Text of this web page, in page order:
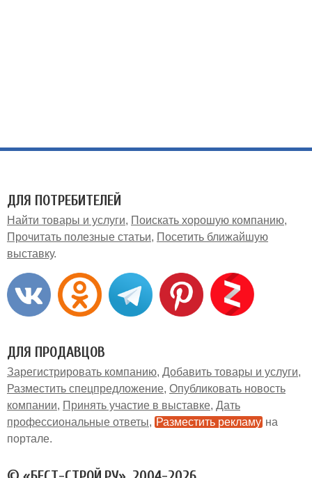
ДЛЯ ПОТРЕБИТЕЛЕЙ
Найти товары и услуги
Поискать хорошую компанию
Прочитать полезные статьи
Посетить ближайшую
выставку
ДЛЯ ПРОДАВЦОВ
Зарегистрировать компанию Добавить товары и услуги
Разместить спецпредложение Опубликовать новость
компании
Принять участие в выставке Дать
профессиональные ответы
Разместить рекламу на
портале